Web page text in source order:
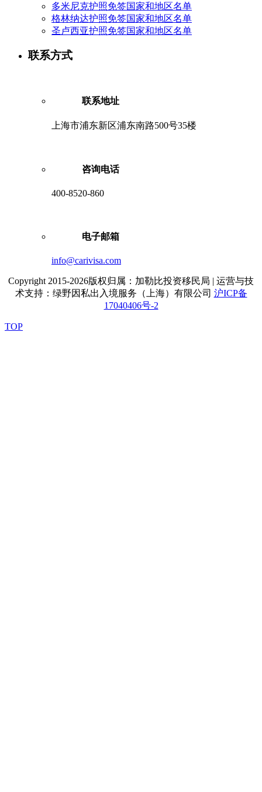
多米尼克护照免签国家和地区名单
格林纳达护照免签国家和地区名单
圣卢西亚护照免签国家和地区名单
联系方式
联系地址
上海市浦东新区浦东南路500号35楼
咨询电话
400-8520-860
电子邮箱
info@carivisa.com
Copyright 2015-2026版权归属：加勒比投资移民局 | 运营与技
术支持：绿野因私出入境服务（上海）有限公司 沪ICP备
17040406号-2
TOP